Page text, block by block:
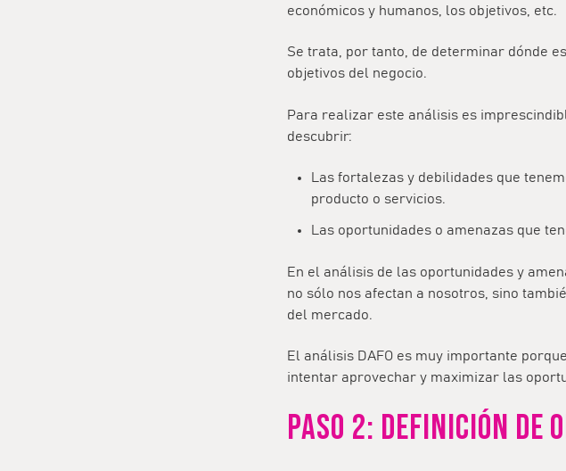
económicos y humanos, los objetivos, etc.
Se trata, por tanto, de determinar dónde
objetivos del negocio.
Para realizar este análisis es
descubrir:
Las fortalezas y debilidades que
producto o servicios.
Las oportunidades o amenazas que
En el análisis de las oportunidades y
no sólo nos afectan a nosotros, sino
del mercado.
El análisis DAFO es muy importante
intentar aprovechar y maximizar las
PASO 2: DEFINICIÓN DE